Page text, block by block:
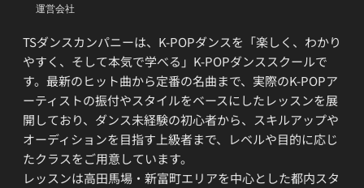
TSダンスカンパニーは、K-POPダンスを「楽しく、わかり
やすく、そして本気で学べる」K-POPダンススクールで
す。最新のヒット曲から定番の名曲まで、実際のK-POPア
ーティストの振付やスタイルをベースにしたレッスンを展
開しており、ダンス未経験の初心者から、スキルアップや
オーディションを目指す上級者まで、レベルや目的に応じ
たクラスをご用意しています。
レッスンは高田馬場・新富町エリアを中心とした都内スタ
運営会社